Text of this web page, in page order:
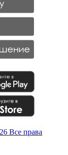
Все права